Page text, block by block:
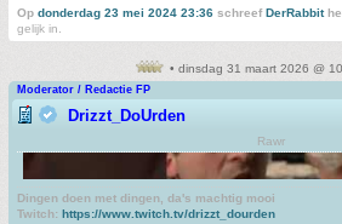
Op donderdag 23 mei 2024 23:36 schreef DerRabbit
gelijk in.
• dinsdag 31 maart 2026 @
Moderator / Redactie FP
Drizzt_DoUrden
Rawr
Dingen doen met dingen, da's machtig mooi
Twitch: https://www.twitch.tv/drizzt_dourden